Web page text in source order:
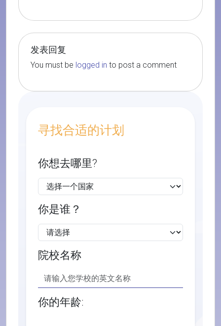
发表回复
You must be logged in to post a comment
寻找合适的计划
你想去哪里?
你是谁？
院校名称
你的年龄: